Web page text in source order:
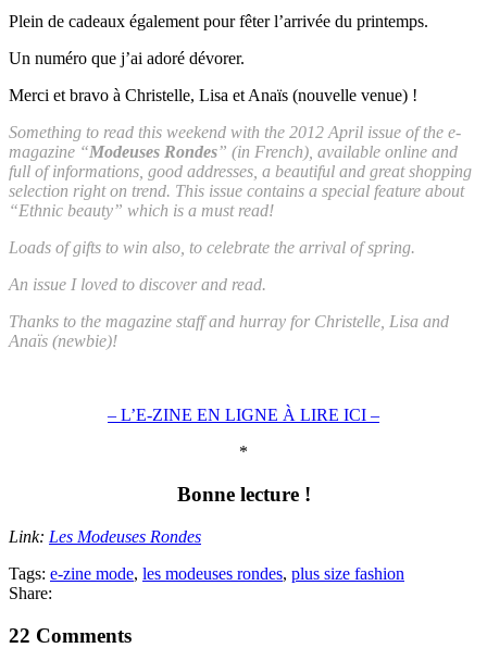
Plein de cadeaux également pour fêter l’arrivée du printemps.
Un numéro que j’ai adoré dévorer.
Merci et bravo à Christelle, Lisa et Anaïs (nouvelle venue) !
Something to read this weekend with the 2012 April issue of the e-
magazine “Modeuses Rondes” (in French), available online and
full of informations, good addresses, a beautiful and great shopping
selection right on trend. This issue contains a special feature about
“Ethnic beauty” which is a must read!
Loads of gifts to win also, to celebrate the arrival of spring.
An issue I loved to discover and read.
Thanks to the magazine staff and hurray for Christelle, Lisa and
Anaïs (newbie)!
– L’E-ZINE EN LIGNE À LIRE ICI –
*
Bonne lecture !
Link: Les Modeuses Rondes
Tags: e-zine mode, les modeuses rondes, plus size fashion
Share:
22 Comments